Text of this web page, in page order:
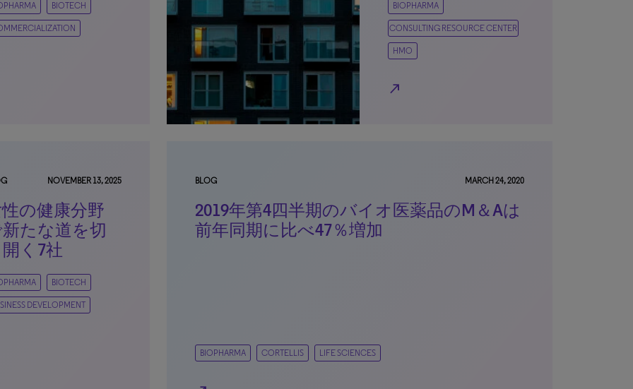
BIOTECH BIOPHARMA
CONSULTING RESOURCE CENTER
HMO
north_east
NOVEMBER 13, 2025
の健康分野
たな道を切
開く7社
BIOTECH
DEVELOPMENT
BLOG MARCH 24, 2020
2019年第4四半期のバイオ医薬品のM＆Aは
前年同期に比べ47％増加
BIOPHARMA CORTELLIS LIFE SCIENCES